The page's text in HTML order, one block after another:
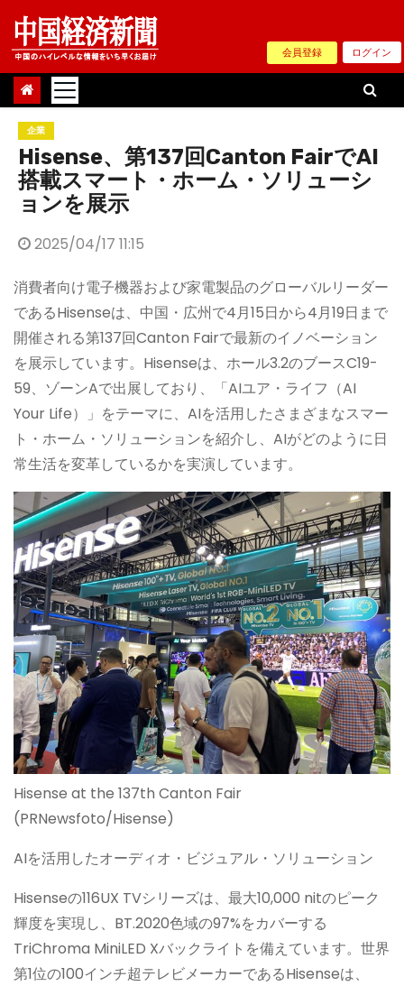
Skip
content
会員登録 ログイン
企業
Hisense、第137回Canton FairでAI
搭載スマート・ホーム・ソリューシ
ョンを展示
2025/04/17 11:15
消費者向け電子機器および家電製品のグローバルリーダー
であるHisenseは、中国・広州で4月15日から4月19日まで
開催される第137回Canton Fairで最新のイノベーション
を展示しています。Hisenseは、ホール3.2のブースC19-
59、ゾーンAで出展しており、「AIユア・ライフ（AI
Your Life）」をテーマに、AIを活用したさまざまなスマー
ト・ホーム・ソリューションを紹介し、AIがどのように日
常生活を変革しているかを実演しています。
Hisense at the 137th Canton Fair
(PRNewsfoto/Hisense)
AIを活用したオーディオ・ビジュアル・ソリューション
Hisenseの116UX TVシリーズは、最大10,000 nitのピーク
輝度を実現し、BT.2020色域の97%をカバーする
TriChroma MiniLED Xバックライトを備えています。世界
第1位の100インチ超テレビメーカーであるHisenseは、